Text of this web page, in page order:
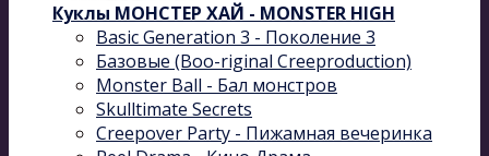
Куклы МОНСТЕР ХАЙ - MONSTER HIGH
Basic Generation 3 - Поколение 3
Базовые (Boo-riginal Creeproduction)
Monster Ball - Бал монстров
Skulltimate Secrets
Creepover Party - Пижамная вечеринка